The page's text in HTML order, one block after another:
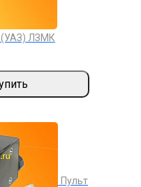
(УАЗ) ЛЗМК
Пульт